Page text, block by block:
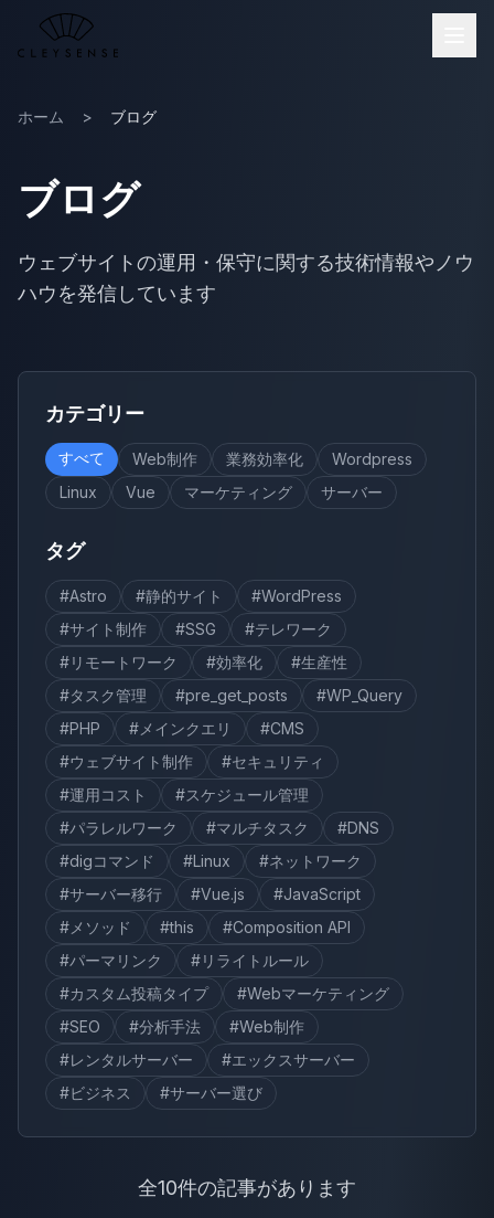
メインコンテンツへスキップ
ホーム > ブログ
ブログ
ウェブサイトの運用・保守に関する技術情報やノウ
ハウを発信しています
カテゴリー
すべて Web制作 業務効率化
Wordpress
Linux
Vue マーケティング サーバー
タグ
#Astro #静的サイト
#WordPress
#サイト制作
#SSG
#テレワーク
#リモートワーク
#効率化
#生産性
#タスク管理
#pre_get_posts
#WP_Query
#PHP
#メインクエリ
#CMS
#ウェブサイト制作
#セキュリティ
#運用コスト
#スケジュール管理
#パラレルワーク
#マルチタスク
#DNS
#digコマンド
#Linux
#ネットワーク
#サーバー移行
#Vue.js
#JavaScript
#メソッド
#this
#Composition API
#パーマリンク
#リライトルール
#カスタム投稿タイプ
#Webマーケティング
#SEO
#分析手法
#Web制作
#レンタルサーバー
#エックスサーバー
#ビジネス
#サーバー選び
全10件の記事があります